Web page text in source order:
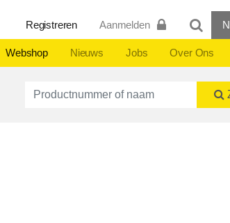
Registreren Aanmelden
Webshop Nieuws Jobs Over Ons
Productnummer of naam